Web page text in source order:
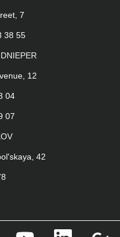
7
38 55
12
04
07
42